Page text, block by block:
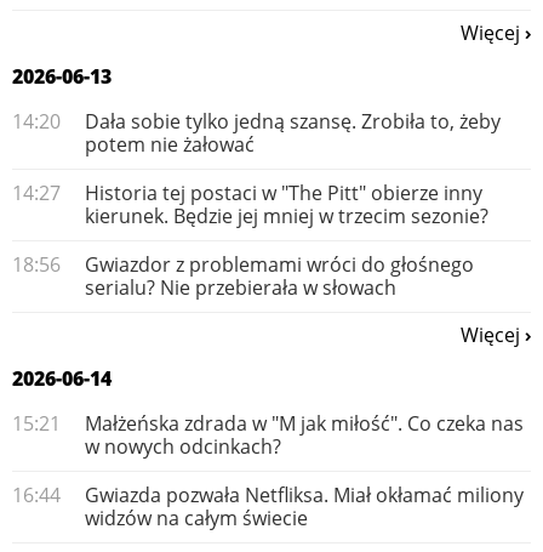
Więcej
2026-06-13
14:20
Dała sobie tylko jedną szansę. Zrobiła to, żeby
potem nie żałować
14:27
Historia tej postaci w "The Pitt" obierze inny
kierunek. Będzie jej mniej w trzecim sezonie?
18:56
Gwiazdor z problemami wróci do głośnego
serialu? Nie przebierała w słowach
Więcej
2026-06-14
15:21
Małżeńska zdrada w "M jak miłość". Co czeka nas
w nowych odcinkach?
16:44
Gwiazda pozwała Netfliksa. Miał okłamać miliony
widzów na całym świecie